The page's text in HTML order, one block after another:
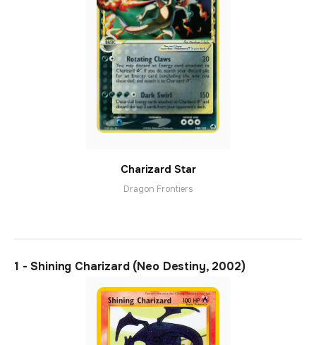
Charizard Star
Dragon Frontiers
1 - Shining Charizard (Neo Destiny, 2002)